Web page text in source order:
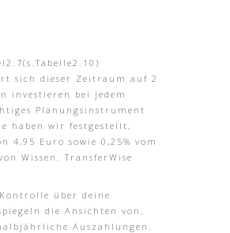
sich dieser Zeitraum auf 2
investieren bei jedem
Planungsinstrument
haben wir festgestellt,
Euro sowie 0,25% vom
Wissen. TransferWise
über deine
die Ansichten von,
Auszahlungen.